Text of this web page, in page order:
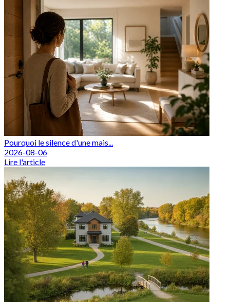
Pourquoi le silence d'une mais...
2026-08-06
Lire l'article